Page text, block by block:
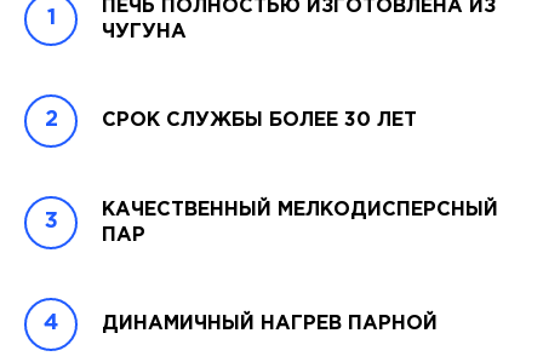
ПЕЧЬ ПОЛНОСТЬЮ ИЗГОТОВЛЕНА ИЗ
ЧУГУНА
СРОК СЛУЖБЫ БОЛЕЕ 30 ЛЕТ
КАЧЕСТВЕННЫЙ МЕЛКОДИСПЕРСНЫЙ
ПАР
ДИНАМИЧНЫЙ НАГРЕВ ПАРНОЙ